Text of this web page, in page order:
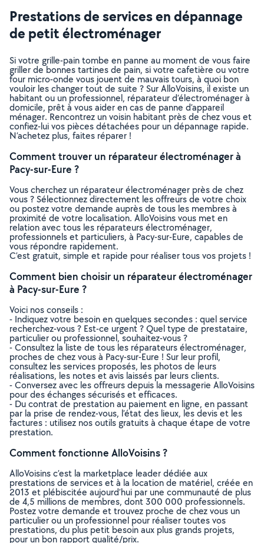
Prestations de services en dépannage
de petit électroménager
Si votre grille-pain tombe en panne au moment de vous faire
griller de bonnes tartines de pain, si votre cafetière ou votre
four micro-onde vous jouent de mauvais tours, à quoi bon
vouloir les changer tout de suite ? Sur AlloVoisins, il existe un
habitant ou un professionnel, réparateur d’électroménager à
domicile, prêt à vous aider en cas de panne d’appareil
ménager. Rencontrez un voisin habitant près de chez vous et
confiez-lui vos pièces détachées pour un dépannage rapide.
N’achetez plus, faites réparer !
Comment trouver un réparateur électroménager à
Pacy-sur-Eure ?
Vous cherchez un réparateur électroménager près de chez
vous ? Sélectionnez directement les offreurs de votre choix
ou postez votre demande auprès de tous les membres à
proximité de votre localisation. AlloVoisins vous met en
relation avec tous les réparateurs électroménager,
professionnels et particuliers, à Pacy-sur-Eure, capables de
vous répondre rapidement.
C’est gratuit, simple et rapide pour réaliser tous vos projets !
Comment bien choisir un réparateur électroménager
à Pacy-sur-Eure ?
Voici nos conseils :
- Indiquez votre besoin en quelques secondes : quel service
recherchez-vous ? Est-ce urgent ? Quel type de prestataire,
particulier ou professionnel, souhaitez-vous ?
- Consultez la liste de tous les réparateurs électroménager,
proches de chez vous à Pacy-sur-Eure ! Sur leur profil,
consultez les services proposés, les photos de leurs
réalisations, les notes et avis laissés par leurs clients.
- Conversez avec les offreurs depuis la messagerie AlloVoisins
pour des échanges sécurisés et efficaces.
- Du contrat de prestation au paiement en ligne, en passant
par la prise de rendez-vous, l’état des lieux, les devis et les
factures : utilisez nos outils gratuits à chaque étape de votre
prestation.
Comment fonctionne AlloVoisins ?
AlloVoisins c’est la marketplace leader dédiée aux
prestations de services et à la location de matériel, créée en
2013 et plébiscitée aujourd’hui par une communauté de plus
de 4,5 millions de membres, dont 300 000 professionnels.
Postez votre demande et trouvez proche de chez vous un
particulier ou un professionnel pour réaliser toutes vos
prestations, du plus petit besoin aux plus grands projets,
pour un bon rapport qualité/prix.